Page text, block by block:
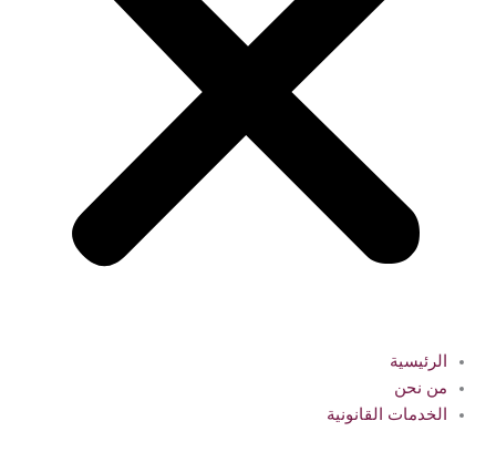
الرئيسية
من نحن
الخدمات القانونية